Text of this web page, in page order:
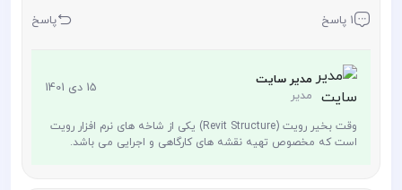
1 پاسخ پاسخ
مدیر سایت
مدیر 15 دی 1401
وقت بخیر رویت (Revit Structure) یکی از شاخه های نرم افزار رویت
است که مخصوص تهیه نقشه های کارگاهی و اجرایی می باشد.